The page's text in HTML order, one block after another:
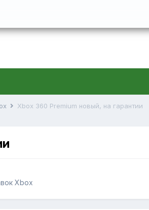
Xbox 360 Premium новый, на гарантии
Xbox